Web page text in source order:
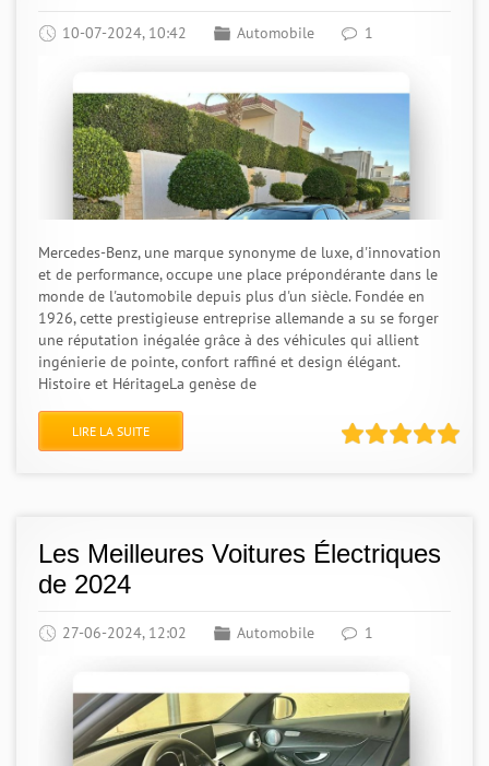
10-07-2024, 10:42 Automobile 1
Mercedes-Benz, une marque synonyme de luxe, d'innovation
et de performance, occupe une place prépondérante dans le
monde de l'automobile depuis plus d'un siècle. Fondée en
1926, cette prestigieuse entreprise allemande a su se forger
une réputation inégalée grâce à des véhicules qui allient
ingénierie de pointe, confort raffiné et design élégant.
Histoire et HéritageLa genèse de
LIRE LA SUITE
Les Meilleures Voitures Électriques
de 2024
27-06-2024, 12:02 Automobile 1